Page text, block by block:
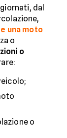
dal
una moto
o
o
o